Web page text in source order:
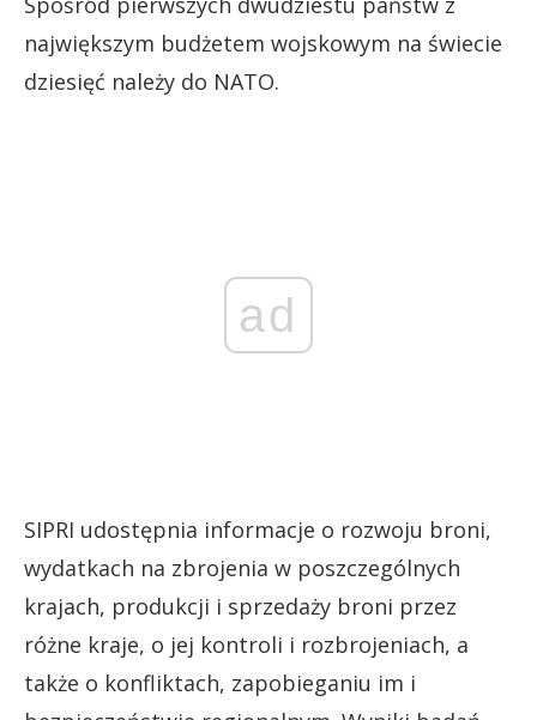
największym budżetem wojskowym na świecie
dziesięć należy do NATO.
ad
SIPRI udostępnia informacje o rozwoju broni,
wydatkach na zbrojenia w poszczególnych
krajach, produkcji i sprzedaży broni przez
różne kraje, o jej kontroli i rozbrojeniach, a
także o konfliktach, zapobieganiu im i